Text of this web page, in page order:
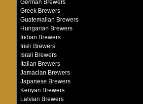
German Brewers
Greek Brewers
Guatemalian Brewers
Hungarian Brewers
Indian Brewers
Irish Brewers
Israli Brewers
Italian Brewers
Jamacian Brewers
Japanese Brewers
Kenyan Brewers
Latvian Brewers